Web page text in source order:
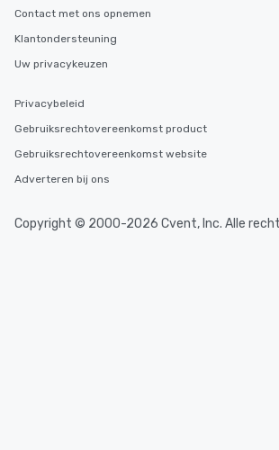
Contact met ons opnemen
Klantondersteuning
Uw privacykeuzen
Privacybeleid
Gebruiksrechtovereenkomst product
Gebruiksrechtovereenkomst website
Adverteren bij ons
Copyright © 2000-2026 Cvent, Inc. Alle